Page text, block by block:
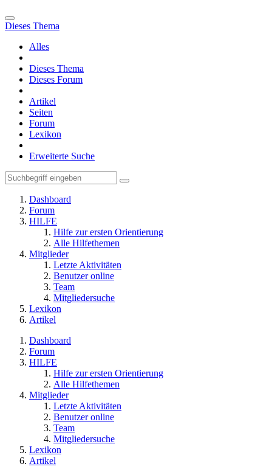
Dieses Thema
Alles
Dieses Thema
Dieses Forum
Artikel
Seiten
Forum
Lexikon
Erweiterte Suche
Dashboard
Forum
HILFE
Hilfe zur ersten Orientierung
Alle Hilfethemen
Mitglieder
Letzte Aktivitäten
Benutzer online
Team
Mitgliedersuche
Lexikon
Artikel
Dashboard
Forum
HILFE
Hilfe zur ersten Orientierung
Alle Hilfethemen
Mitglieder
Letzte Aktivitäten
Benutzer online
Team
Mitgliedersuche
Lexikon
Artikel